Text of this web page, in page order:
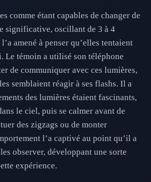
comme étant capables de changer de
significative, oscillant de 3 à 4
amené à penser qu’elles tentaient
Le témoin a utilisé son téléphone
de communiquer avec ces lumières,
semblaient réagir à ses flashs. Il a
des lumières étaient fascinants,
le ciel, puis se calmer avant de
des zigzags ou de monter
l’a captivé au point qu’il a
observer, développant une sorte
expérience.